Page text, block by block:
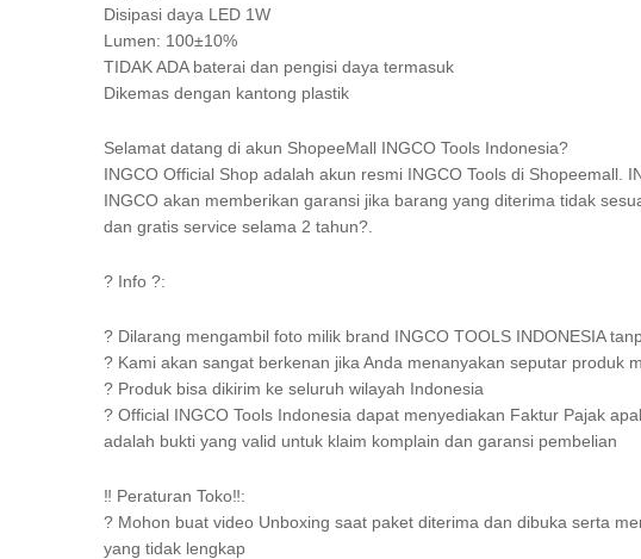
Disipasi daya LED 1W
Lumen: 100±10%
TIDAK ADA baterai dan pengisi daya termasuk
Dikemas dengan kantong plastik
Selamat datang di akun ShopeeMall INGCO Tools Indonesia?
INGCO Official Shop adalah akun resmi INGCO Tools di
INGCO akan memberikan garansi jika barang yang diterima tidak
dan gratis service selama 2 tahun?.
? Info ?:
? Dilarang mengambil foto milik brand INGCO TOOLS INDONESIA
? Kami akan sangat berkenan jika Anda menanyakan seputar produk
? Produk bisa dikirim ke seluruh wilayah Indonesia
? Official INGCO Tools Indonesia dapat menyediakan Faktur Pajak
adalah bukti yang valid untuk klaim komplain dan garansi pembelian
‼️ Peraturan Toko‼️:
? Mohon buat video Unboxing saat paket diterima dan dibuka serta
yang tidak lengkap